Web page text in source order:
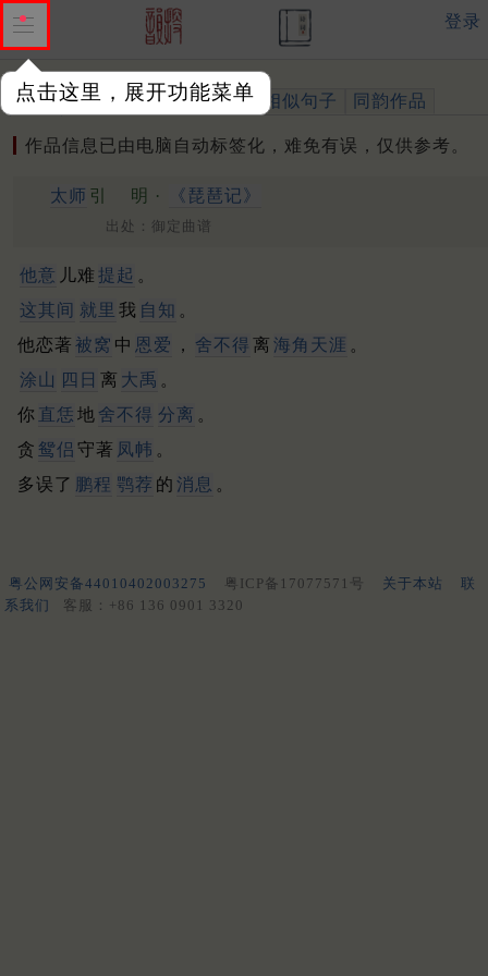
点击这里，展开功能菜单
登录
作品 标注四声 出处、引用 相似句子 同韵作品
作品信息已由电脑自动标签化，难免有误，仅供参考。
太师 引 明 · 《琵琶记》
出处：御定曲谱
他意 儿难 提起 。
这其间 就里 我 自知 。
他恋著 被窝 中 恩爱 ， 舍不得 离 海角天涯 。
涂山 四日 离 大禹 。
你 直恁 地 舍不得 分离 。
贪 鸳侣 守著 凤帏 。
多误了 鹏程 鹗荐 的 消息 。
粤公网安备44010402003275 粤ICP备17077571号 关于本站
联
系我们
客服：+86 136 0901 3320